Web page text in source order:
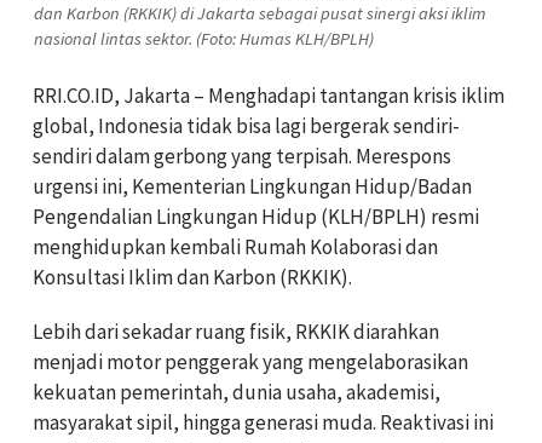
dan Karbon (RKKIK) di Jakarta sebagai pusat sinergi aksi iklim
nasional lintas sektor. (Foto: Humas KLH/BPLH)
RRI.CO.ID, Jakarta – Menghadapi tantangan krisis iklim
global, Indonesia tidak bisa lagi bergerak sendiri-
sendiri dalam gerbong yang terpisah. Merespons
urgensi ini, Kementerian Lingkungan Hidup/Badan
Pengendalian Lingkungan Hidup (KLH/BPLH) resmi
menghidupkan kembali Rumah Kolaborasi dan
Konsultasi Iklim dan Karbon (RKKIK).
Lebih dari sekadar ruang fisik, RKKIK diarahkan
menjadi motor penggerak yang mengelaborasikan
kekuatan pemerintah, dunia usaha, akademisi,
masyarakat sipil, hingga generasi muda. Reaktivasi ini